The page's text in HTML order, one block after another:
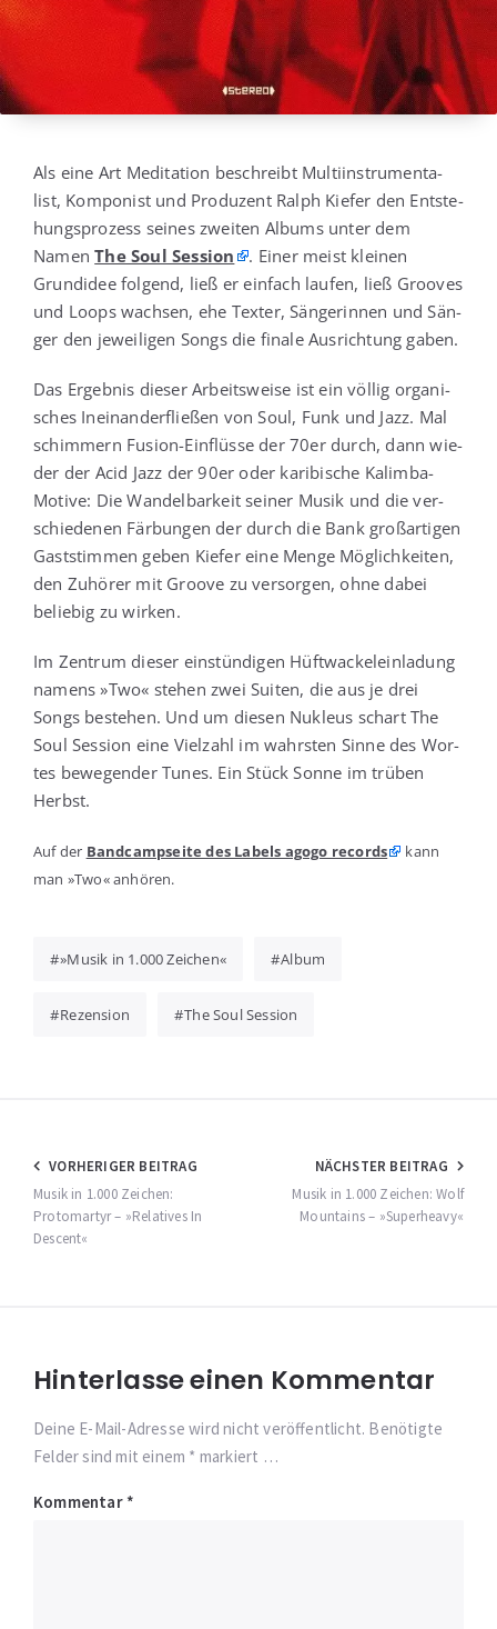
Als eine Art Medi­ta­ti­on beschreibt Mul­ti­in­stru­men­ta­
list, Kom­po­nist und Pro­du­zent Ralph Kie­fer den Ent­ste­
hungs­pro­zess sei­nes zwei­ten Albums unter dem
NamenThe Soul Ses­si­on
. Einer meist klei­nen
Grund­idee fol­gend, ließ er ein­fach lau­fen, ließ Groo­ves
und Loops wach­sen, ehe Tex­ter, Sän­ge­rin­nen und Sän­
ger den jewei­li­gen Songs die fina­le Aus­rich­tung gaben.
Das Ergeb­nis die­ser Arbeits­wei­se ist ein völ­lig orga­ni­
sches Inein­an­der­flie­ßen von Soul, Funk und Jazz. Mal
schim­mern Fusi­on-Ein­flüs­se der 70er durch, dann wie­
der der Acid Jazz der 90er oder kari­bi­sche Kalim­ba-
Moti­ve: Die Wan­del­bar­keit sei­ner Musik und die ver­
schie­de­nen Fär­bun­gen der durch die Bank groß­ar­ti­gen
Gast­stim­men geben Kie­fer eine Men­ge Mög­lich­kei­ten,
den Zuhö­rer mit Groo­ve zu ver­sor­gen, ohne dabei
belie­big zu wirken.
Im Zen­trum die­ser ein­stün­di­gen Hüft­wackel­ein­la­dung
namens »Two« ste­hen zwei Sui­ten, die aus je drei
Songs bestehen. Und um die­sen Nukle­us schart The
Soul Ses­si­on eine Viel­zahl im wahrs­ten Sin­ne des Wor­
tes bewe­gen­der Tunes. Ein Stück Son­ne im trü­ben
Herbst.
Auf der Band­camp­sei­te des Labels ago­go records
kann
man »Two« anhören.
»Musik in 1.000 Zeichen« Album
Rezension The Soul Session
Beitragsnavigation
VORHERIGER BEITRAG
Musik in 1.000 Zeichen:
Protomartyr – »Relatives In
Descent«
NÄCHSTER BEITRAG
Musik in 1.000 Zeichen: Wolf
Mountains – »Superheavy«
Hinterlasse einen Kommentar
Deine E-Mail-Adresse wird nicht veröffentlicht. Benötigte
Felder sind mit einem * markiert …
Kommentar *